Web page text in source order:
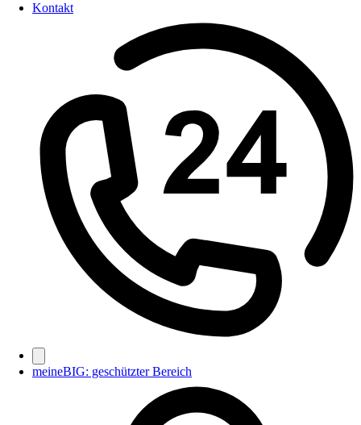
Kontakt
meineBIG: geschützter Bereich